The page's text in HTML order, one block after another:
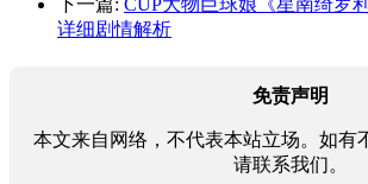
下一篇: CUP大物巨球娘《星南绮罗
详细剧情解析
免责声明
本文来自网络，不代表本站立场。如有
请联系我们。